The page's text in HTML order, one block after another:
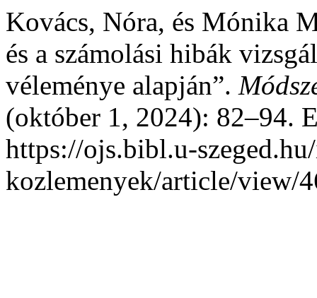
Kovács, Nóra, és Mónika
és a számolási hibák
véleménye alapján”.
(október 1, 2024): 82–94.
https://ojs.bibl.u-
kozlemenyek/article/view/